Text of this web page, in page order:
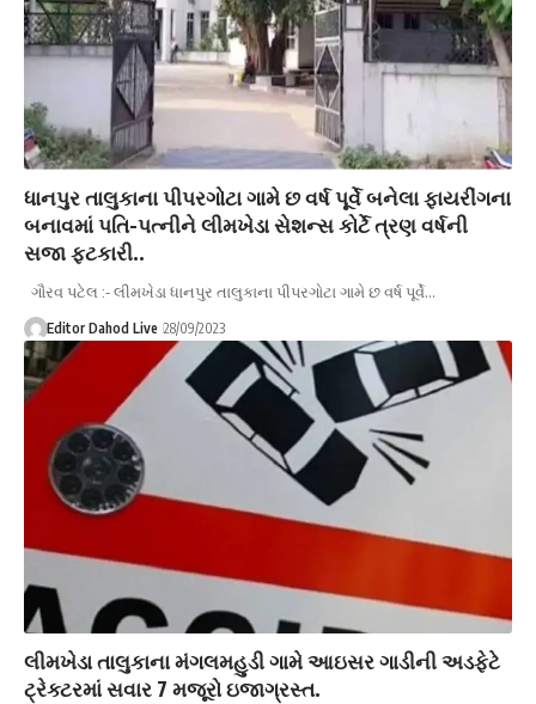
ધાનપુર તાલુકાના પીપરગોટા ગામે છ વર્ષ પૂર્વે બનેલા ફાયરીંગના
બનાવમાં પતિ-પત્નીને લીમખેડા સેશન્સ કોર્ટે ત્રણ વર્ષની
સજા ફટકારી..
ગૌરવ પટેલ :- લીમખેડા ધાનપુર તાલુકાના પીપરગોટા ગામે છ વર્ષ પૂર્વે…
Editor Dahod Live 28/09/2023
લીમખેડા તાલુકાના મંગલમહુડી ગામે આઇસર ગાડીની અડફેટે
ટ્રેક્ટરમાં સવાર 7 મજૂરો ઇજાગ્રસ્ત.